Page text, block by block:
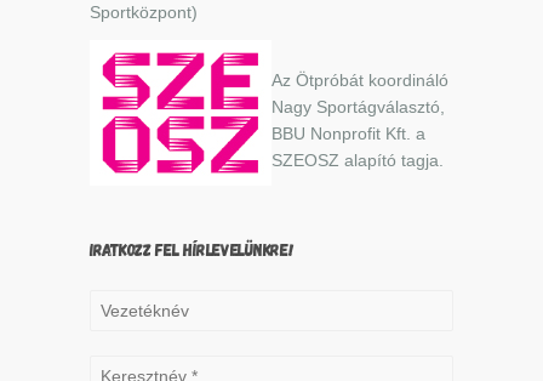
Sportközpont)
Az Ötpróbát koordináló
Nagy Sportágválasztó,
BBU Nonprofit Kft. a
SZEOSZ alapító tagja.
IRATKOZZ FEL HÍRLEVELÜNKRE!